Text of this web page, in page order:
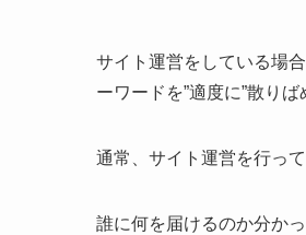
サイト運営をしている場
ーワードを”適度に”散りば
通常、サイト運営を行っ
誰に何を届けるのか分か